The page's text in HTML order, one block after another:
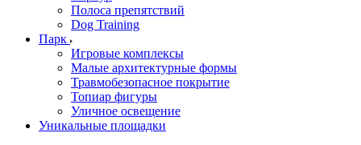
Полоса препятствий
Dog Training
Парк
Игровые комплексы
Малые архитектурные формы
Травмобезопасное покрытие
Топиар фигуры
Уличное освещение
Уникальные площадки